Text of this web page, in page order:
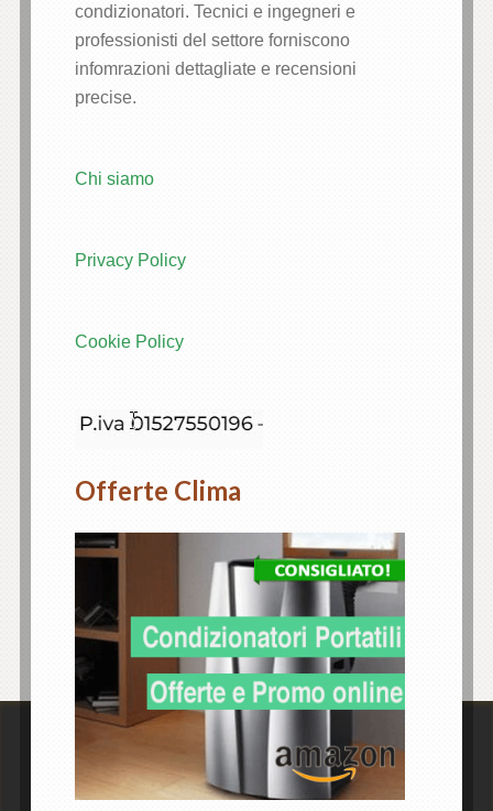
condizionatori. Tecnici e ingegneri e
professionisti del settore forniscono
infomrazioni dettagliate e recensioni
precise.
Chi siamo
Privacy Policy
Cookie Policy
Offerte Clima